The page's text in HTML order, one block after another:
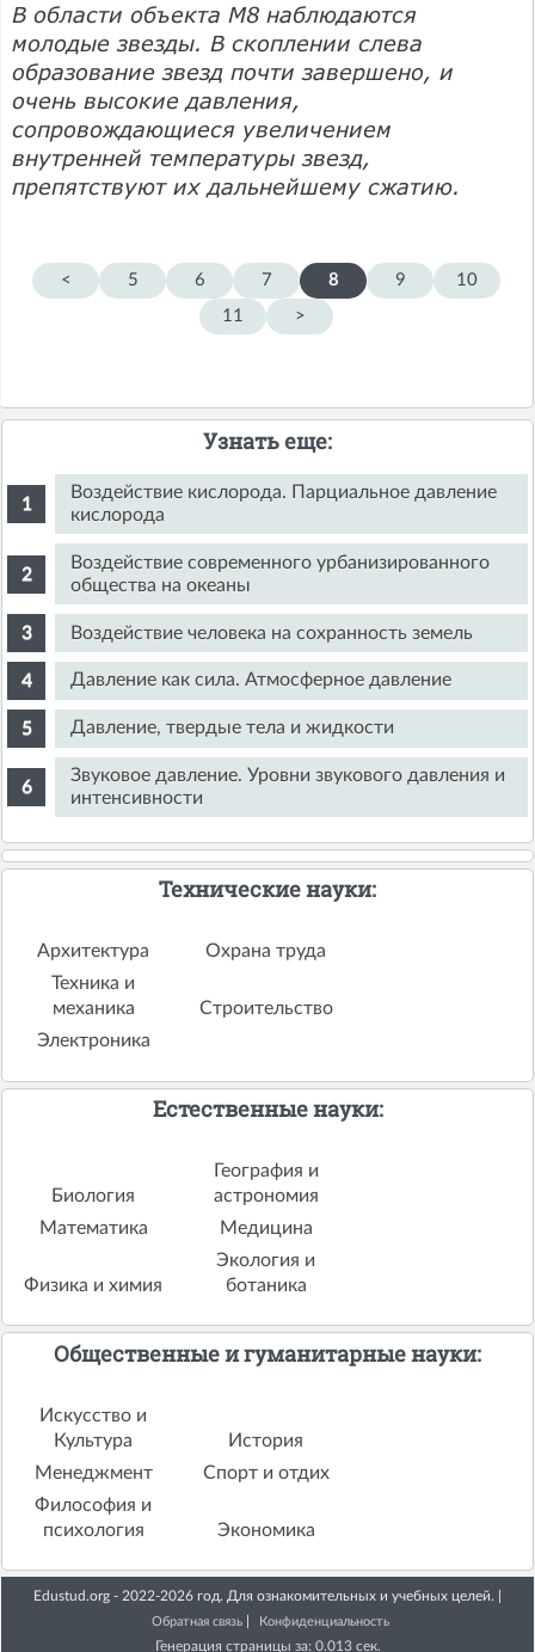
В области объекта М8 наблюдаются
молодые звезды. В скоплении слева
образование звезд почти завершено, и
очень высокие давления,
сопровождающиеся увеличением
внутренней температуры звезд,
препятствуют их дальнейшему сжатию.
< 5 6 7 8 9
10
11
>
Узнать еще:
Воздействие кислорода. Парциальное давление
кислорода
Воздействие современного урбанизированного
общества на океаны
Воздействие человека на сохранность земель
Давление как сила. Атмосферное давление
Давление, твердые тела и жидкости
Звуковое давление. Уровни звукового давления и
интенсивности
Технические науки:
Архитектура
Охрана труда
Техника и
механика
Строительство
Электроника
Естественные науки:
Биология
География и
астрономия
Математика
Медицина
Физика и химия
Экология и
ботаника
Общественные и гуманитарные науки:
Искусство и
Культура
История
Менеджмент
Спорт и отдих
Философия и
психология
Экономика
Edustud.org - 2022-2026 год. Для ознакомительных и учебных целей. |
Обратная связь Конфиденциальность
Генерация страницы за: 0.013 сек.